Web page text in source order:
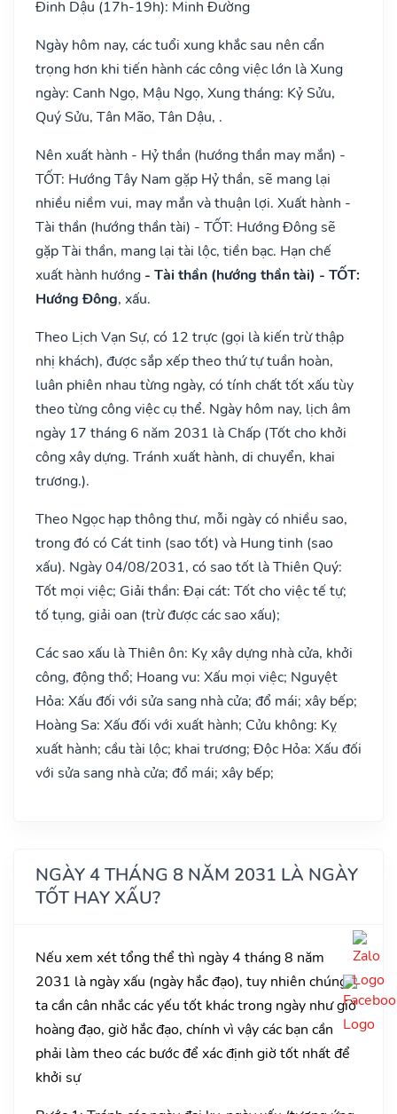
Đinh Dậu (17h-19h): Minh Đường
Ngày hôm nay, các tuổi xung khắc sau nên cẩn
trọng hơn khi tiến hành các công việc lớn là Xung
ngày: Canh Ngọ, Mậu Ngọ, Xung tháng: Kỷ Sửu,
Quý Sửu, Tân Mão, Tân Dậu, .
Nên xuất hành - Hỷ thần (hướng thần may mắn) -
TỐT: Hướng Tây Nam gặp Hỷ thần, sẽ mang lại
nhiều niềm vui, may mắn và thuận lợi. Xuất hành -
Tài thần (hướng thần tài) - TỐT: Hướng Đông sẽ
gặp Tài thần, mang lại tài lộc, tiền bạc. Hạn chế
xuất hành hướng - Tài thần (hướng thần tài) - TỐT:
Hướng Đông, xấu.
Theo Lịch Vạn Sự, có 12 trực (gọi là kiến trừ thập
nhị khách), được sắp xếp theo thứ tự tuần hoàn,
luân phiên nhau từng ngày, có tính chất tốt xấu tùy
theo từng công việc cụ thể. Ngày hôm nay, lịch âm
ngày 17 tháng 6 năm 2031 là Chấp (Tốt cho khởi
công xây dựng. Tránh xuất hành, di chuyển, khai
trương.).
Theo Ngọc hạp thông thư, mỗi ngày có nhiều sao,
trong đó có Cát tinh (sao tốt) và Hung tinh (sao
xấu). Ngày 04/08/2031, có sao tốt là Thiên Quý:
Tốt mọi việc; Giải thần: Đại cát: Tốt cho việc tế tự;
tố tụng, giải oan (trừ được các sao xấu);
Các sao xấu là Thiên ôn: Kỵ xây dựng nhà cửa, khởi
công, động thổ; Hoang vu: Xấu mọi việc; Nguyệt
Hỏa: Xấu đối với sửa sang nhà cửa; đổ mái; xây bếp;
Hoàng Sa: Xấu đối với xuất hành; Cửu không: Kỵ
xuất hành; cầu tài lộc; khai trương; Độc Hỏa: Xấu đối
với sửa sang nhà cửa; đổ mái; xây bếp;
NGÀY 4 THÁNG 8 NĂM 2031 LÀ NGÀY
TỐT HAY XẤU?
Nếu xem xét tổng thể thì ngày 4 tháng 8 năm
2031 là ngày xấu (ngày hắc đạo), tuy nhiên chúng
ta cần cân nhắc các yếu tốt khác trong ngày như giờ
hoàng đạo, giờ hắc đạo, chính vì vậy các bạn cần
phải làm theo các bước để xác định giờ tốt nhất để
khởi sự